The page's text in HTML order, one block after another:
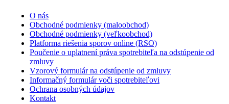
O nás
Obchodné podmienky (maloobchod)
Obchodné podmienky (veľkoobchod)
Platforma riešenia sporov online (RSO)
Poučenie o uplatnení práva spotrebiteľa na odstúpenie od
zmluvy
Vzorový formulár na odstúpenie od zmluvy
Informačný formulár voči spotrebiteľovi
Ochrana osobných údajov
Kontakt